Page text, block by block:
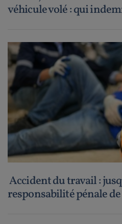
véhicule volé : qui
Accident du travail :
responsabilité pénale